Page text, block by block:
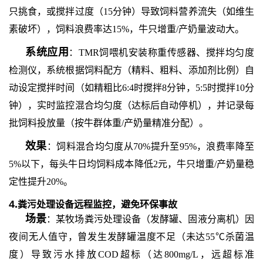
只挑食，或搅拌过度（15分钟）导致饲料营养流失（如维生
素破坏），饲料浪费率达15%，牛只增重/产奶量波动大。
系统应用 ： TMR饲喂机安装称重传感器、搅拌均匀度
检测仪，系统根据饲料配方（精料、粗料、添加剂比例）自
动设定搅拌时间（如精粗比6:4时搅拌8分钟，5:5时搅拌10分
钟），实时监控混合均匀度（达标后自动停机），并记录每
批饲料投放量（按牛群体重/产奶量精准分配）。
效果：饲料混合均匀度从70%提升至95%，浪费率降至
5%以下，每头牛日均饲料成本降低2元，牛只增重/产奶量稳
定性提升20%。
4.粪污处理设备远程监控，避免环保事故
场景：某牧场粪污处理设备（发酵罐、固液分离机）因
夜间无人值守，曾发生发酵罐温度不足（未达55℃杀菌温
度）导致污水排放COD超标（达800mg/L，远超标准